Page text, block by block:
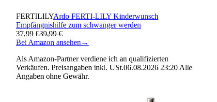
FERTILILYArdo FERTI-LILY Kinderwunsch
Empfängnishilfe zum schwanger werden
37,99 €39,99 €
Bei Amazon ansehen →
Als Amazon-Partner verdiene ich an qualifizierten
Verkäufen. Preisangaben inkl. USt.06.08.2026 23:20 Alle
Angaben ohne Gewähr.